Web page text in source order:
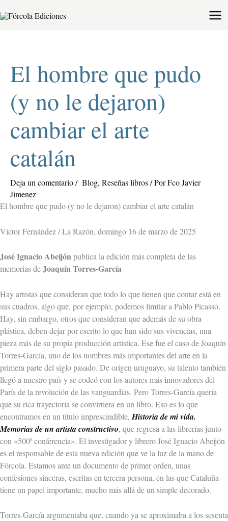
al
El hombre que pudo
(y no le dejaron)
cambiar el arte
catalán
Deja un comentario/ Blog, Reseñas libros/ PorFco Javier
Jimenez
El hombre que pudo (y no le dejaron) cambiar el arte catalán
Víctor Fernández / La Razón, domingo 16 de marzo de 2025
José Ignacio Abeijónpublica la edición más completa de las
memorias deJoaquín Torres-García
Hay artistas que consideran que todo lo que tienen que contar está en
sus cuadros, algo que, por ejemplo, podemos limitar a Pablo Picasso.
Hay, sin embargo, otros que consideran que además de su obra
plástica, deben dejar por escrito lo que han sido sus vivencias, una
pieza más de su propia producción artística. Ese fue el caso de Joaquín
Torres-García, uno de los nombres más importantes del arte en la
primera parte del siglo pasado. De origen uruguayo, su talento también
llegó a nuestro país y se codeó con los autores más innovadores del
París de la revolución de las vanguardias. Pero Torres-García quería
que su rica trayectoria se convirtiera en un libro. Eso es lo que
encontramos en un título imprescindible, Historia de mi vida.
Memorias de un artista constructivo, que regresa a las librerías junto
con «500ª conferencia». El investigador y librero José Ignacio Abeijón
es el responsable de esta nueva edición que ve la luz de la mano de
Fórcola. Estamos ante un documento de primer orden, unas
confesiones sinceras, escritas en tercera persona, en las que Cataluña
tiene un papel importante, mucho más allá de un simple decorado.
Torres-García argumentaba que, cuando ya se aproximaba a los sesenta